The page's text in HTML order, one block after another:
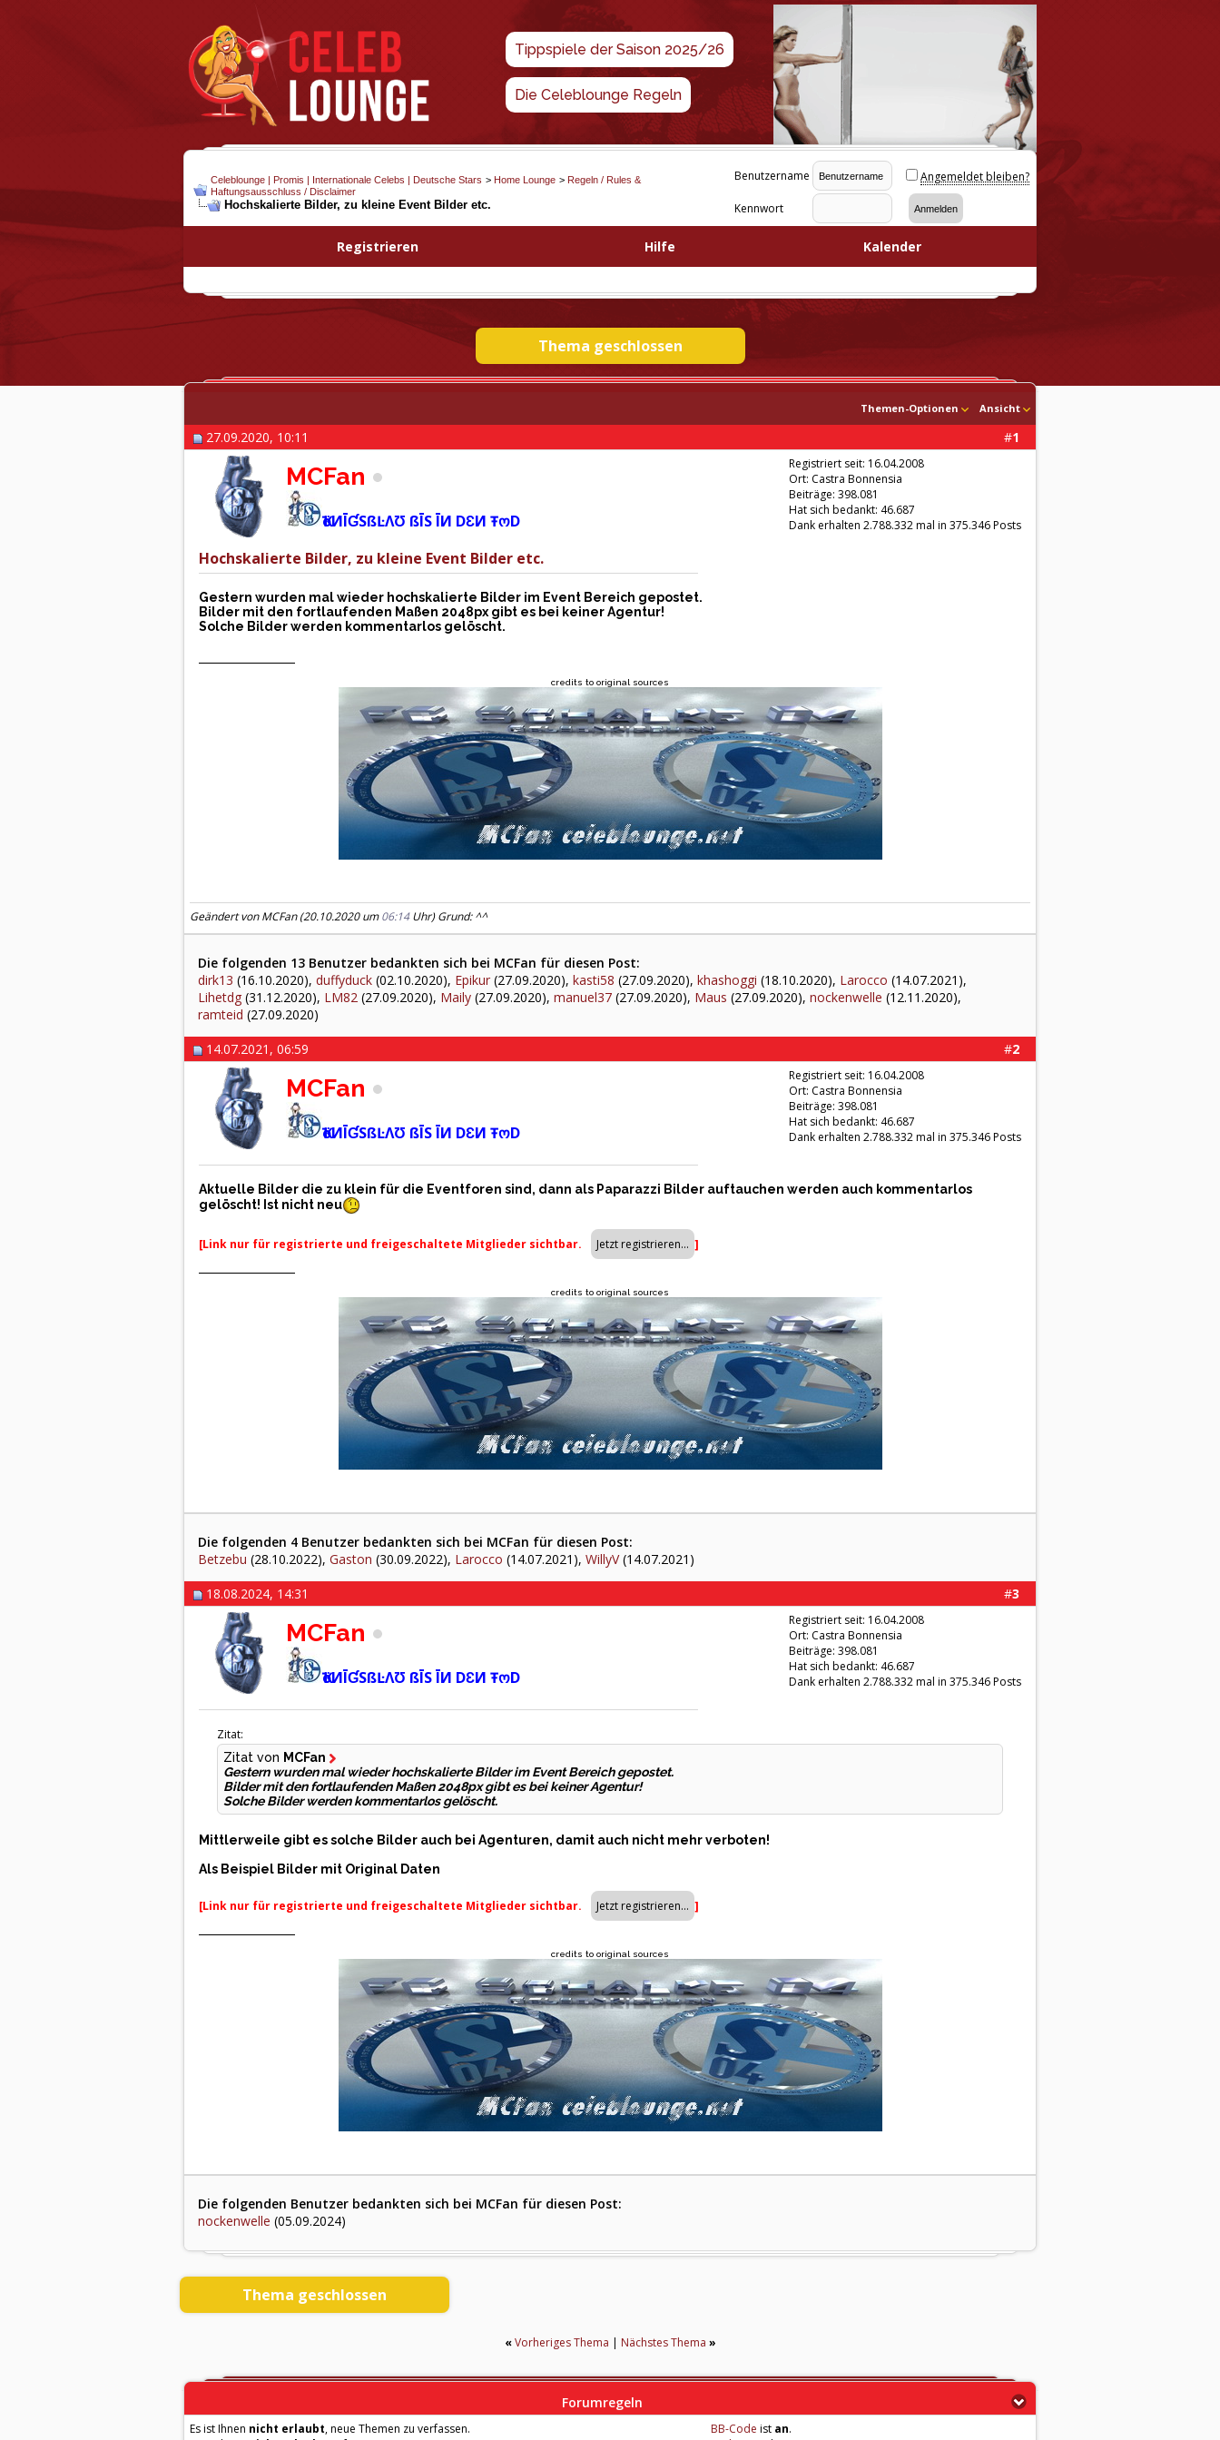
Tippspiele der Saison 2025/26
Die Celeblounge Regeln
Celeblounge | Promis | Internationale Celebs | Deutsche Stars > Home Lounge > Regeln / Rules &
Haftungsausschluss / Disclaimer
Hochskalierte Bilder, zu kleine Event Bilder etc.
Benutzername Angemeldet bleiben?
Kennwort
Registrieren Hilfe Kalender
Thema geschlossen
Themen-Optionen Ansicht
#1
27.09.2020, 10:11
MCFan
ҠöИĪƓSßĿΛƱ ßĪS ĪИ DƐИ ŦოD
Registriert seit: 16.04.2008
Ort: Castra Bonnensia
Beiträge: 398.081
Hat sich bedankt: 46.687
Dank erhalten 2.788.332 mal in 375.346 Posts
Hochskalierte Bilder, zu kleine Event Bilder etc.
Gestern wurden mal wieder hochskalierte Bilder im Event Bereich gepostet.
Bilder mit den fortlaufenden Maßen 2048px gibt es bei keiner Agentur!
Solche Bilder werden kommentarlos gelöscht.
credits to original sources
Geändert von MCFan (20.10.2020 um06:14Uhr) Grund: ^^
Die folgenden 13 Benutzer bedankten sich bei MCFan für diesen Post:
dirk13 (16.10.2020), duffyduck (02.10.2020), Epikur (27.09.2020), kasti58 (27.09.2020), khashoggi (18.10.2020), Larocco (14.07.2021),
Lihetdg (31.12.2020), LM82 (27.09.2020), Maily (27.09.2020), manuel37 (27.09.2020), Maus (27.09.2020), nockenwelle (12.11.2020),
ramteid (27.09.2020)
#2
14.07.2021, 06:59
MCFan
ҠöИĪƓSßĿΛƱ ßĪS ĪИ DƐИ ŦოD
Registriert seit: 16.04.2008
Ort: Castra Bonnensia
Beiträge: 398.081
Hat sich bedankt: 46.687
Dank erhalten 2.788.332 mal in 375.346 Posts
Aktuelle Bilder die zu klein für die Eventforen sind, dann als Paparazzi Bilder auftauchen werden auch kommentarlos
gelöscht! Ist nicht neu
[Link nur für registrierte und freigeschaltete Mitglieder sichtbar. ]
credits to original sources
Die folgenden 4 Benutzer bedankten sich bei MCFan für diesen Post:
Betzebu (28.10.2022), Gaston (30.09.2022), Larocco (14.07.2021), WillyV(14.07.2021)
#3
18.08.2024, 14:31
MCFan
ҠöИĪƓSßĿΛƱ ßĪS ĪИ DƐИ ŦოD
Registriert seit: 16.04.2008
Ort: Castra Bonnensia
Beiträge: 398.081
Hat sich bedankt: 46.687
Dank erhalten 2.788.332 mal in 375.346 Posts
Zitat:
Zitat von MCFan
Gestern wurden mal wieder hochskalierte Bilder im Event Bereich gepostet.
Bilder mit den fortlaufenden Maßen 2048px gibt es bei keiner Agentur!
Solche Bilder werden kommentarlos gelöscht.
Mittlerweile gibt es solche Bilder auch bei Agenturen, damit auch nicht mehr verboten!
Als Beispiel Bilder mit Original Daten
[Link nur für registrierte und freigeschaltete Mitglieder sichtbar. ]
credits to original sources
Die folgenden Benutzer bedankten sich bei MCFan für diesen Post:
nockenwelle (05.09.2024)
Thema geschlossen
« Vorheriges Thema | Nächstes Thema »
Forumregeln
Es ist Ihnen nicht erlaubt, neue Themen zu verfassen.
BB-Code ist an.